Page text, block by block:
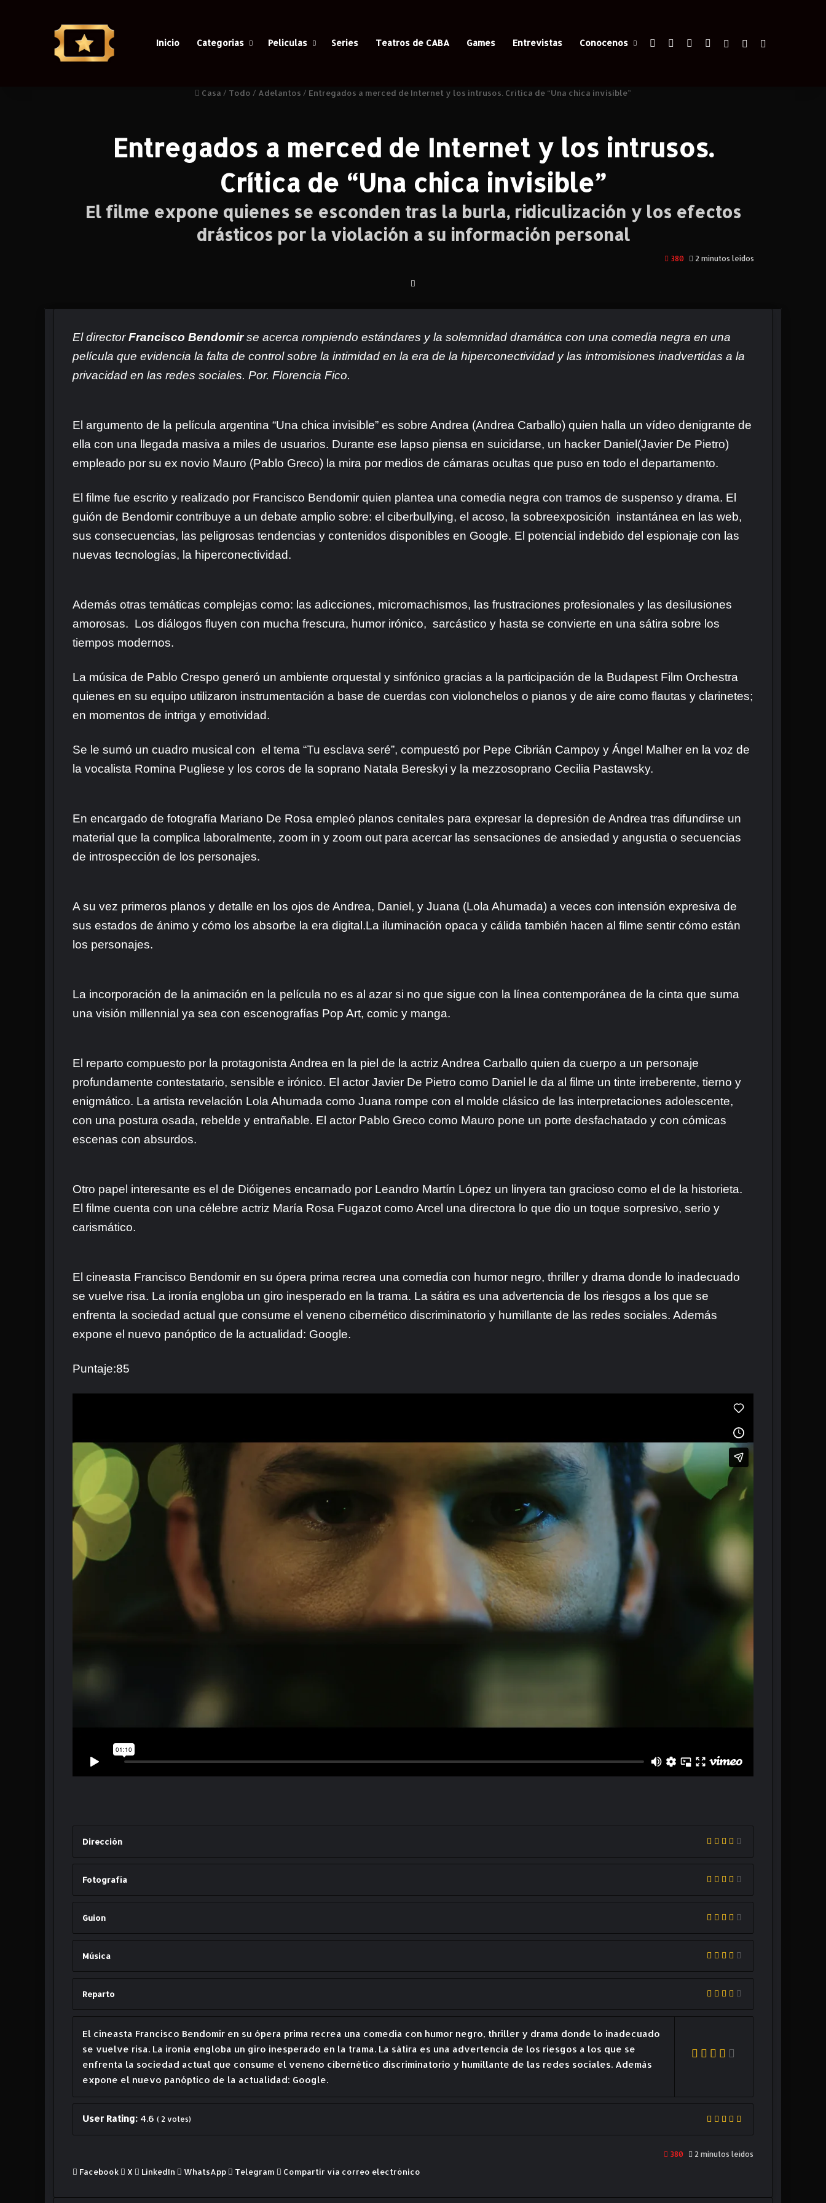
Inicio Categorias Peliculas Series Teatros de CABA Games Entrevistas Conocenos FacebookYouTubeInstagramIniciar Sesión
Switch skin
Casa / Todo / Adelantos / Entregados a merced de Internet y los intrusos. Crítica de “Una chica invisible”
Entregados a merced de Internet y los intrusos.
Crítica de “Una chica invisible”
El filme expone quienes se esconden tras la burla, ridiculización y los efectos
drásticos por la violación a su información personal
380 2 minutos leídos
El directorFrancisco Bendomirse acerca rompiendo estándares y la solemnidad dramática con una comedia negra en una
película que evidencia la falta de control sobre la intimidad en la era de la hiperconectividad y las intromisiones inadvertidas a la
privacidad en las redes sociales. Por. Florencia Fico.
El argumento de la película argentina “Una chica invisible” es sobre Andrea (Andrea Carballo) quien halla un vídeo denigrante de
ella con una llegada masiva a miles de usuarios. Durante ese lapso piensa en suicidarse, un hacker Daniel(Javier De Pietro)
empleado por su ex novio Mauro (Pablo Greco) la mira por medios de cámaras ocultas que puso en todo el departamento.
El filme fue escrito y realizado por Francisco Bendomir quien plantea una comedia negra con tramos de suspenso y drama. El
guión de Bendomir contribuye a un debate amplio sobre: el ciberbullying, el acoso, la sobreexposición instantánea en las web,
sus consecuencias, las peligrosas tendencias y contenidos disponibles en Google. El potencial indebido del espionaje con las
nuevas tecnologías, la hiperconectividad.
Además otras temáticas complejas como: las adicciones, micromachismos, las frustraciones profesionales y las desilusiones
amorosas. Los diálogos fluyen con mucha frescura, humor irónico, sarcástico y hasta se convierte en una sátira sobre los
tiempos modernos.
La música de Pablo Crespo generó un ambiente orquestal y sinfónico gracias a la participación de la Budapest Film Orchestra
quienes en su equipo utilizaron instrumentación a base de cuerdas con violonchelos o pianos y de aire como flautas y clarinetes;
en momentos de intriga y emotividad.
Se le sumó un cuadro musical con el tema “Tu esclava seré”, compuestó por Pepe Cibrián Campoy y Ángel Malher en la voz de
la vocalista Romina Pugliese y los coros de la soprano Natala Bereskyi y la mezzosoprano Cecilia Pastawsky.
En encargado de fotografía Mariano De Rosa empleó planos cenitales para expresar la depresión de Andrea tras difundirse un
material que la complica laboralmente, zoom in y zoom out para acercar las sensaciones de ansiedad y angustia o secuencias
de introspección de los personajes.
A su vez primeros planos y detalle en los ojos de Andrea, Daniel, y Juana (Lola Ahumada) a veces con intensión expresiva de
sus estados de ánimo y cómo los absorbe la era digital.La iluminación opaca y cálida también hacen al filme sentir cómo están
los personajes.
La incorporación de la animación en la película no es al azar si no que sigue con la línea contemporánea de la cinta que suma
una visión millennial ya sea con escenografías Pop Art, comic y manga.
El reparto compuesto por la protagonista Andrea en la piel de la actriz Andrea Carballo quien da cuerpo a un personaje
profundamente contestatario, sensible e irónico. El actor Javier De Pietro como Daniel le da al filme un tinte irreberente, tierno y
enigmático. La artista revelación Lola Ahumada como Juana rompe con el molde clásico de las interpretaciones adolescente,
con una postura osada, rebelde y entrañable. El actor Pablo Greco como Mauro pone un porte desfachatado y con cómicas
escenas con absurdos.
Otro papel interesante es el de Dióigenes encarnado por Leandro Martín López un linyera tan gracioso como el de la historieta.
El filme cuenta con una célebre actriz María Rosa Fugazot como Arcel una directora lo que dio un toque sorpresivo, serio y
carismático.
El cineasta Francisco Bendomir en su ópera prima recrea una comedia con humor negro, thriller y drama donde lo inadecuado
se vuelve risa. La ironía engloba un giro inesperado en la trama. La sátira es una advertencia de los riesgos a los que se
enfrenta la sociedad actual que consume el veneno cibernético discriminatorio y humillante de las redes sociales. Además
expone el nuevo panóptico de la actualidad: Google.
Puntaje:85
Dirección
Fotografía
Guion
Música
Reparto
El cineasta Francisco Bendomir en su ópera prima recrea una comedia con humor negro, thriller y drama donde lo inadecuado
se vuelve risa. La ironía engloba un giro inesperado en la trama. La sátira es una advertencia de los riesgos a los que se
enfrenta la sociedad actual que consume el veneno cibernético discriminatorio y humillante de las redes sociales. Además
expone el nuevo panóptico de la actualidad: Google.
User Rating: 4.6 ( 2 votes)
380 2 minutos leídos
Facebook X LinkedIn WhatsApp Telegram Compartir vía correo electrónico